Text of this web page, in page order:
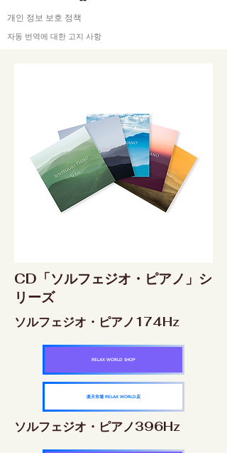
개인 정보 보호 정책
자동 번역에 대한 고지 사항
CD「ソルフェジオ・ピアノ」シ
リーズ
ソルフェジオ・ピアノ174Hz
RELAX WORLD SHOP
楽天市場 RELAX WORLD店
ソルフェジオ・ピアノ396Hz